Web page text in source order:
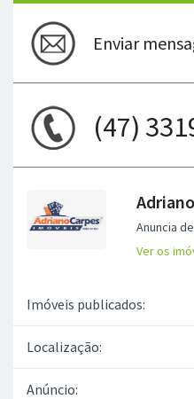
Enviar
(47)
Anuncia
Ver os
Imóveis publicados:
Localização:
Anúncio: